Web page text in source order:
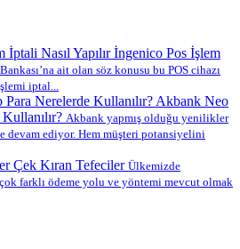
İngenico Pos İşlem
ait olan söz konusu bu POS cihazı
iptal...
Akbank Neo
Akbank yapmış olduğu yenilikler
devam ediyor. Hem müşteri potansiyelini
Çek Kıran Tefeciler Ülkemizde
farklı ödeme yolu ve yöntemi mevcut olmak